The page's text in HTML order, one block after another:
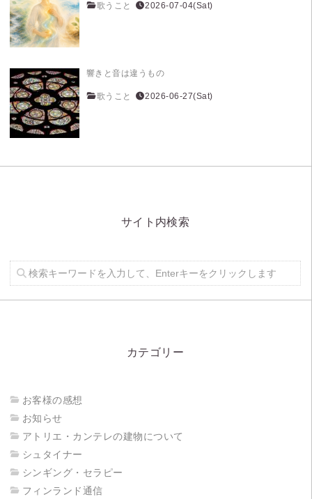
歌うこと 2026-07-04(Sat)
響きと音は違うもの
歌うこと 2026-06-27(Sat)
サイト内検索
カテゴリー
お客様の感想
お知らせ
アトリエ・カンテレの建物について
シュタイナー
シンギング・セラピー
フィンランド通信